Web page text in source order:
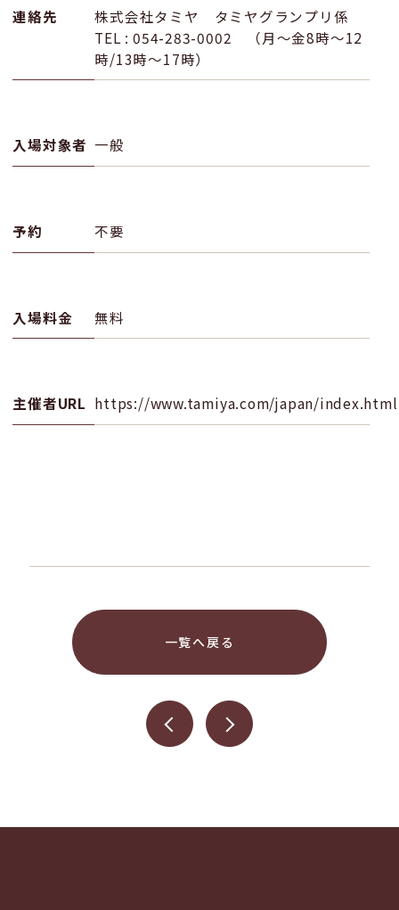
連絡先
株式会社タミヤ タミヤグランプリ係
TEL : 054-283-0002 （月〜金8時〜12
時/13時〜17時）
入場対象者 一般
予約 不要
入場料金 無料
主催者URL https://www.tamiya.com/japan/index.html
一覧へ戻る